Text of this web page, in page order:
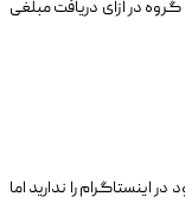
در ازای دریافت مبلغی
اینستاگرام را ندارید اما